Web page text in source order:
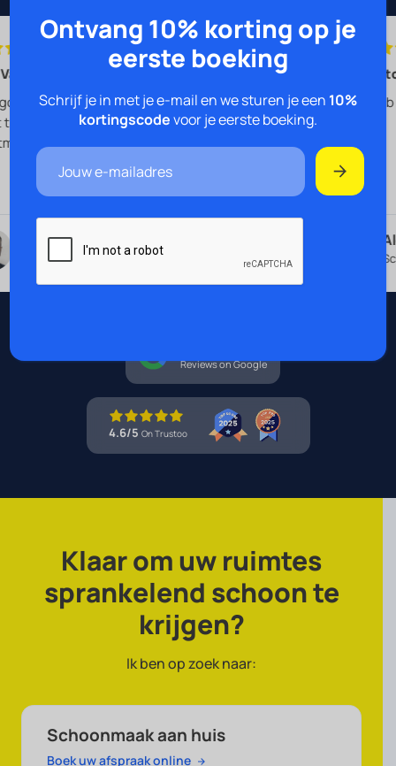
friendly guys, definitely would
again here! They deserve respect,
shiny again, thank you very much!
Ansah
Perfect job by
Reviews on Google
4.6/5 On Trustoo
Klaar om uw ruimtes
sprankelend schoon te
krijgen?
Ik ben op zoek naar:
Schoonmaak aan huis
Boek uw afspraak online
Ontvang 10% korting op je
eerste boeking
Schrijf je in met je e-mail en we sturen je een 10%
kortingscodevoor je eerste boeking.